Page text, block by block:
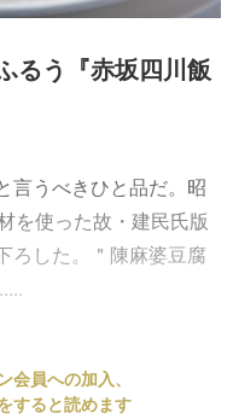
るう『赤坂四川飯
言うべきひと品だ。昭
を使った故・建民氏版
ろした。＂陳麻婆豆腐
員への加入、
すると読めます